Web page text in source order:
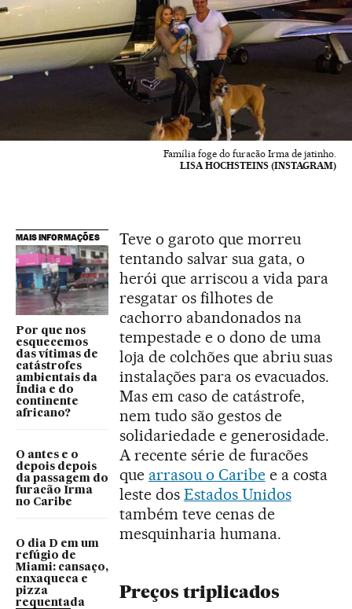
Família foge do furacão Irma de jatinho.
LISA HOCHSTEINS (INSTAGRAM)
MAIS INFORMAÇÕES
Por que nos
esquecemos
das vítimas de
catástrofes
ambientais da
Índia e do
continente
africano?
O antes e o
depois depois
da passagem do
furacão Irma
no Caribe
O dia D em um
refúgio de
Miami: cansaço,
enxaqueca e
pizza
requentada
Teve o garoto que morreu
tentando salvar sua gata, o
herói que arriscou a vida para
resgatar os filhotes de
cachorro abandonados na
tempestade e o dono de uma
loja de colchões que abriu suas
instalações para os evacuados.
Mas em caso de catástrofe,
nem tudo são gestos de
solidariedade e generosidade.
A recente série de furacões
que arrasou o Caribee a costa
leste dos Estados Unidos
também teve cenas de
mesquinharia humana.
Preços triplicados